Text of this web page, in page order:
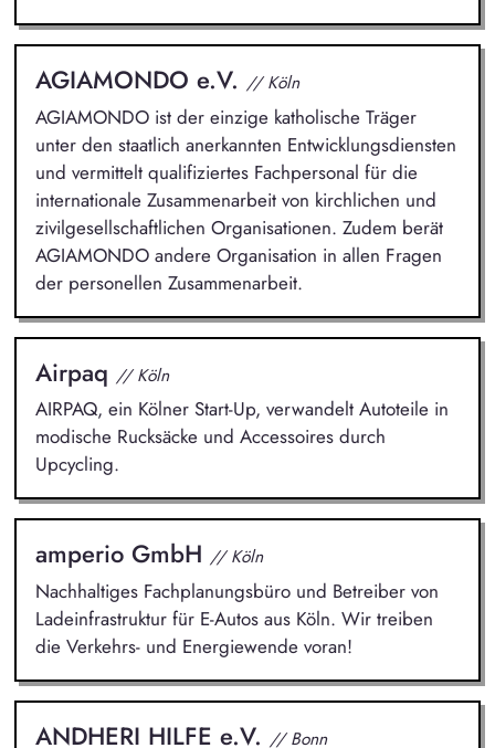
AGIAMONDO e.V. // Köln
AGIAMONDO ist der einzige katholische Träger
unter den staatlich anerkannten Entwicklungsdiensten
und vermittelt qualifiziertes Fachpersonal für die
internationale Zusammenarbeit von kirchlichen und
zivilgesellschaftlichen Organisationen. Zudem berät
AGIAMONDO andere Organisation in allen Fragen
der personellen Zusammenarbeit.
Airpaq // Köln
AIRPAQ, ein Kölner Start-Up, verwandelt Autoteile in
modische Rucksäcke und Accessoires durch
Upcycling.
amperio GmbH // Köln
Nachhaltiges Fachplanungsbüro und Betreiber von
Ladeinfrastruktur für E-Autos aus Köln. Wir treiben
die Verkehrs- und Energiewende voran!
ANDHERI HILFE e.V. // Bonn